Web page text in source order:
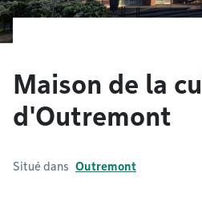
Maison de la
d'Outremont
Situé dans Outremont